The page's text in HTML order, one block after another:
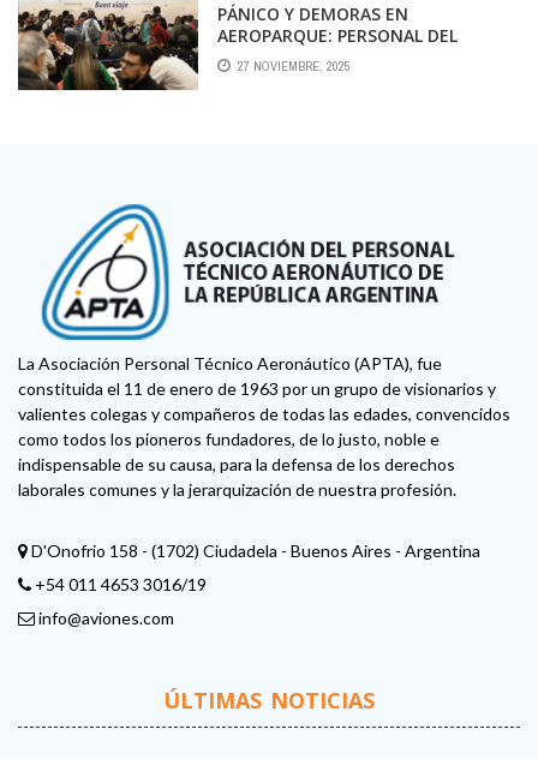
PÁNICO Y DEMORAS EN
AEROPARQUE: PERSONAL DEL
AEROPUERTO DETECTÓ UNA VALIJA
SIN DUEÑO
27 NOVIEMBRE, 2025
La Asociación Personal Técnico Aeronáutico (APTA), fue
constituida el 11 de enero de 1963 por un grupo de visionarios y
valientes colegas y compañeros de todas las edades, convencidos
como todos los pioneros fundadores, de lo justo, noble e
indispensable de su causa, para la defensa de los derechos
laborales comunes y la jerarquización de nuestra profesión.
D'Onofrio 158 - (1702) Ciudadela - Buenos Aires - Argentina
+54 011 4653 3016/19
info@aviones.com
ÚLTIMAS NOTICIAS